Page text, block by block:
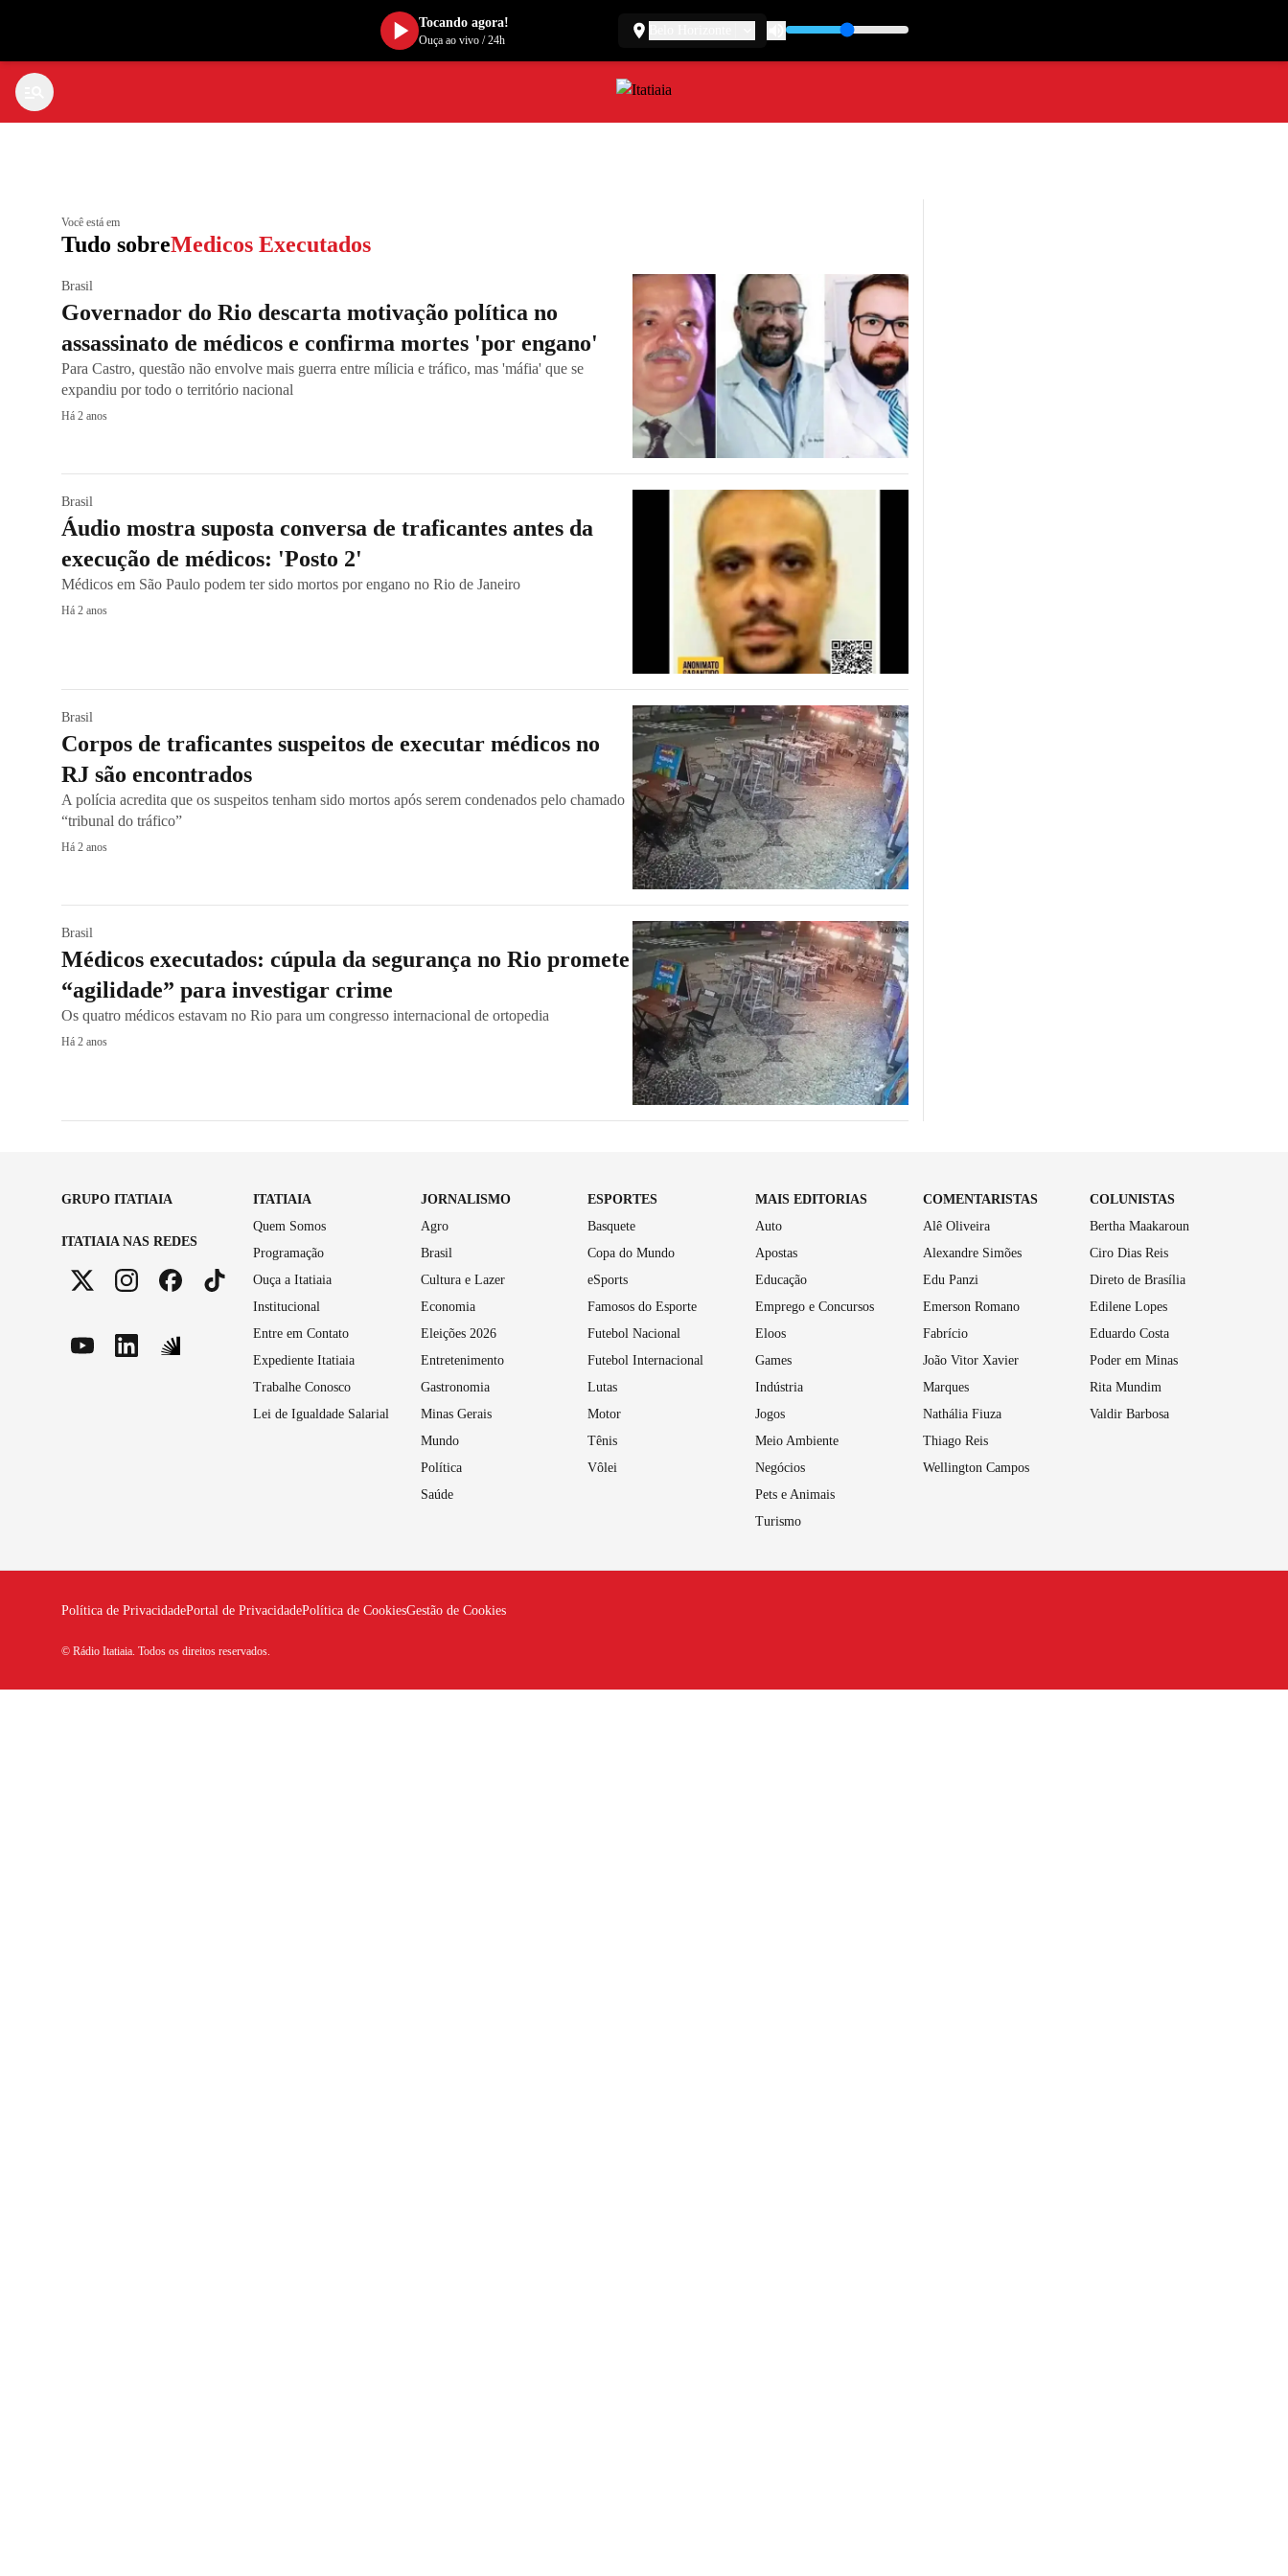
Você está em
Tudo sobreMedicos Executados
Brasil
Governador do Rio descarta motivação política no
assassinato de médicos e confirma mortes 'por engano'
Para Castro, questão não envolve mais guerra entre mílicia e tráfico, mas 'máfia' que se
expandiu por todo o território nacional
Há 2 anos
Brasil
Áudio mostra suposta conversa de traficantes antes da
execução de médicos: 'Posto 2'
Médicos em São Paulo podem ter sido mortos por engano no Rio de Janeiro
Há 2 anos
Brasil
Corpos de traficantes suspeitos de executar médicos no
RJ são encontrados
A polícia acredita que os suspeitos tenham sido mortos após serem condenados pelo chamado
“tribunal do tráfico”
Há 2 anos
Brasil
Médicos executados: cúpula da segurança no Rio promete
“agilidade” para investigar crime
Os quatro médicos estavam no Rio para um congresso internacional de ortopedia
Há 2 anos
GRUPO ITATIAIA
ITATIAIA NAS REDES
ITATIAIA
Quem Somos
Programação
Ouça a Itatiaia
Institucional
Entre em Contato
Expediente Itatiaia
Trabalhe Conosco
Lei de Igualdade Salarial
JORNALISMO
Agro
Brasil
Cultura e Lazer
Economia
Eleições 2026
Entretenimento
Gastronomia
Minas Gerais
Mundo
Política
Saúde
ESPORTES
Basquete
Copa do Mundo
eSports
Famosos do Esporte
Futebol Nacional
Futebol Internacional
Lutas
Motor
Tênis
Vôlei
MAIS EDITORIAS
Auto
Apostas
Educação
Emprego e Concursos
Eloos
Games
Indústria
Jogos
Meio Ambiente
Negócios
Pets e Animais
Turismo
COMENTARISTAS
Alê Oliveira
Alexandre Simões
Edu Panzi
Emerson Romano
Fabrício
João Vitor Xavier
Marques
Nathália Fiuza
Thiago Reis
Wellington Campos
COLUNISTAS
Bertha Maakaroun
Ciro Dias Reis
Direto de Brasília
Edilene Lopes
Eduardo Costa
Poder em Minas
Rita Mundim
Valdir Barbosa
Política de PrivacidadePortal de PrivacidadePolítica de CookiesGestão de Cookies
© Rádio Itatiaia. Todos os direitos reservados.
Tocando agora!
Ouça ao vivo/24h